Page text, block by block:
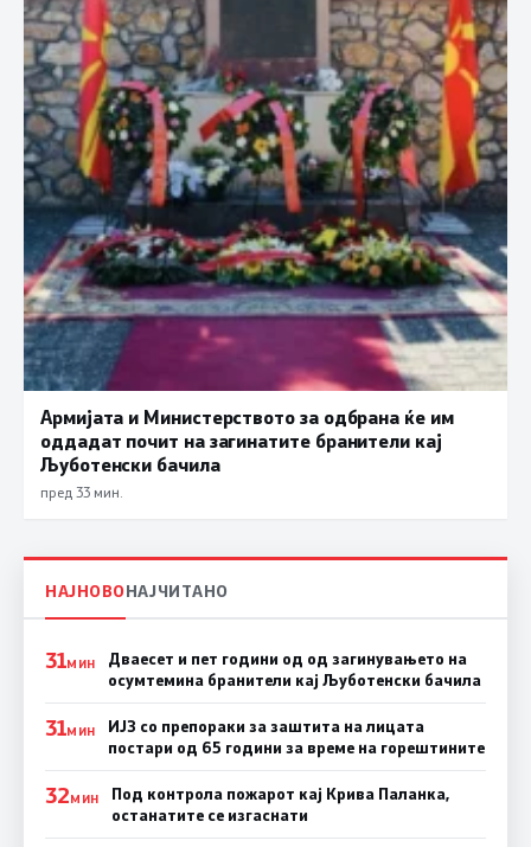
Армијата и Министерството за одбрана ќе им
оддадат почит на загинатите бранители кај
Љуботенски бачила
пред 33 мин.
НАЈНОВОНАЈЧИТАНО
31МИН
Дваесет и пет години од од загинувањето на
осумтемина бранители кај Љуботенски бачила
31МИН
ИЈЗ со препораки за заштита на лицата
постари од 65 години за време на горештините
32МИН
Под контрола пожарот кај Крива Паланка,
останатите се изгаснати